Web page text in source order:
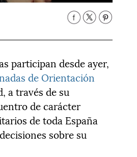
participan desde ayer,
de Orientación
a través de su
de carácter
de toda España
sobre su